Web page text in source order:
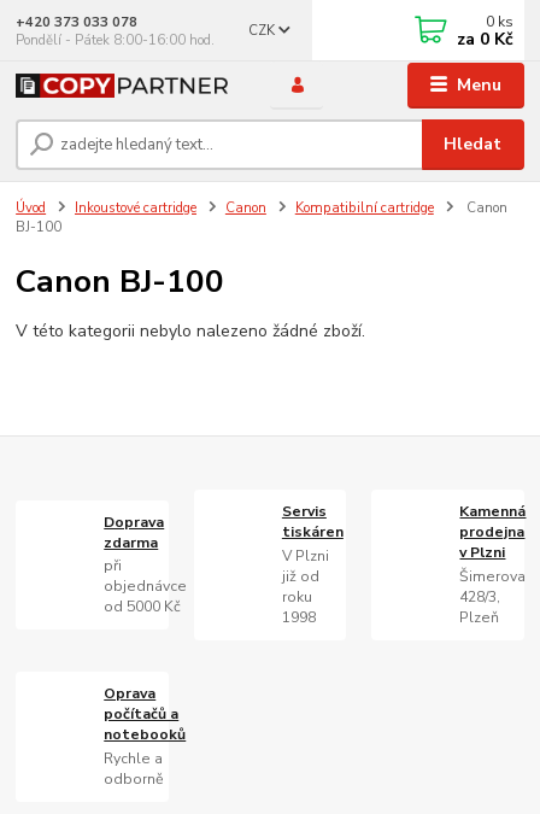
Menu
CZK
Hledat
+420 373 033 078
Pondělí - Pátek 8:00-16:00 hod.
0 ks
za 0 Kč
Úvod Inkoustové cartridge Canon Kompatibilní cartridge
Canon
BJ-100
Canon BJ-100
V této kategorii nebylo nalezeno žádné zboží.
Doprava
zdarma
při
objednávce
od 5000 Kč
Servis
tiskáren
V Plzni
již od
roku
1998
Kamenná
prodejna
v Plzni
Šimerova
428/3,
Plzeň
Oprava
počítačů a
notebooků
Rychle a
odborně